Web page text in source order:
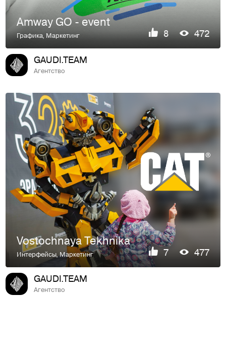
Amway GO - event
Графика Маркетинг 8 472
GAUDI.TEAM
Агентство
Vostochnaya Tekhnika
Интерфейсы,Маркетинг 7 477
GAUDI.TEAM
Агентство